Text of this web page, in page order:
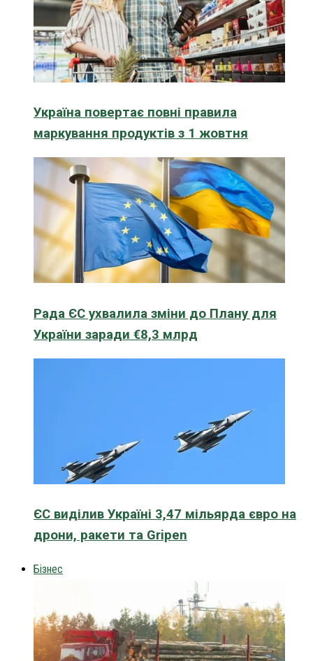
Україна повертає повні правила
маркування продуктів з 1 жовтня
Рада ЄС ухвалила зміни до Плану для
України заради €8,3 млрд
ЄС виділив Україні 3,47 мільярда євро на
дрони, ракети та Gripen
Бізнес